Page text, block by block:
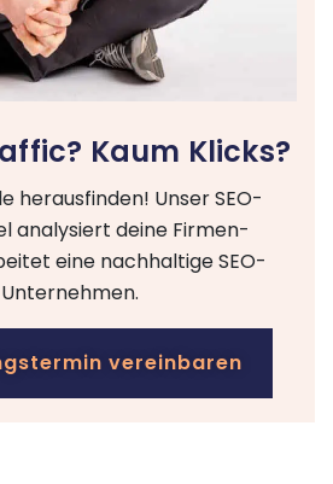
Kaum Klicks?
herausfinden! Unser SEO-
analysiert deine Firmen-
eine nachhaltige SEO-
vereinbaren